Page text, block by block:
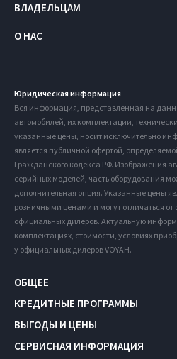
ВЛАДЕЛЬЦАМ
О НАС
Юридическая информация
Вся информация, представленная на
автомобилей, их комплектации,
указанные цены, носит исключительно
является публичной офертой,
Гражданского кодекса РФ. Изображения
серийных моделей, часть оборудования
дополнительная опция. Указанные цены
розничными ценами и могут отличаться
официальных дилеров. Актуальную
комплектациях, стоимости, условиях
у официальных дилеров VOYAH.
ОБЩЕЕ
КРЕДИТНЫЕ ПРОГРАММЫ
ВЫГОДЫ И ЦЕНЫ
СЕРВИСНАЯ ИНФОРМАЦИЯ